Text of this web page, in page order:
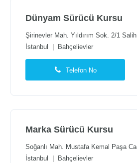
Dünyam Sürücü Kursu
Şirinevler Mah. Yıldırım Sok. 2/1
İstanbul
Bahçelievler
Telefon No
Marka Sürücü Kursu
Soğanlı Mah. Mustafa Kemal Paşa
İstanbul
Bahçelievler